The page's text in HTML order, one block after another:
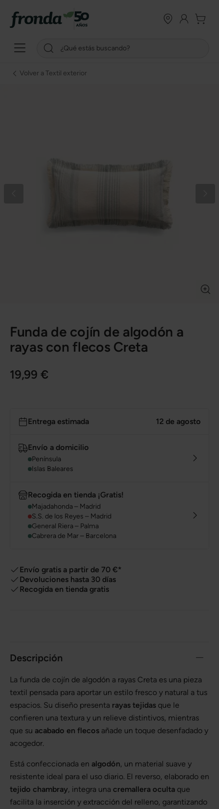
Volver a Textil exterior
Funda de cojín de algodón a
rayas con flecos Creta
19,99 €
Entrega estimada 12 de agosto
Envío a domicilio
Península
Islas Baleares
Recogida en tienda ¡Gratis!
Majadahonda – Madrid
S.S. de los Reyes – Madrid
General Riera – Palma
Cabrera de Mar – Barcelona
Envío gratis a partir de 70 €*
Devoluciones hasta 30 días
Recogida en tienda gratis
Descripción
La funda de cojín de algodón a rayas Creta es una pieza
textil pensada para aportar un estilo fresco y natural a tus
espacios. Su diseño presenta rayas tejidas que le
confieren una textura y un relieve distintivos, mientras
que su acabado en flecos añade un toque desenfadado y
acogedor.
Está confeccionada en algodón, un material suave y
resistente ideal para el uso diario. El reverso, elaborado en
tejido chambray, integra una cremallera oculta que
facilita la inserción y extracción del relleno, garantizando